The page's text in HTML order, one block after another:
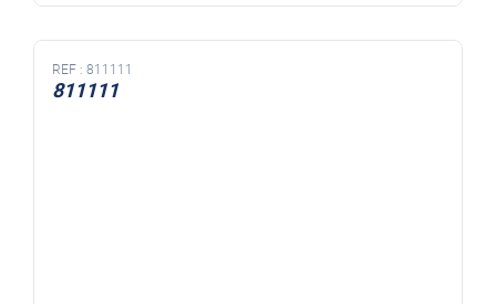
REF : 811111
811111